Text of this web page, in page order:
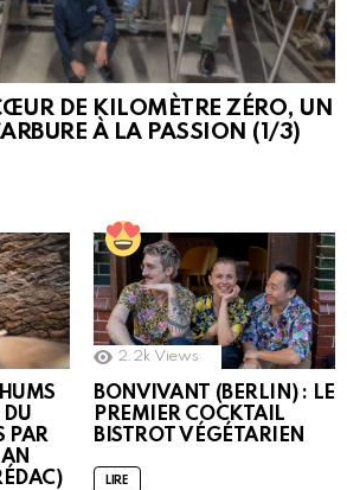
DE KILOMÈTRE ZÉRO, UN
À LA PASSION (1/3)
DU
PAR
2.2k Views
BONVIVANT (BERLIN) : LE
PREMIER COCKTAIL
BISTROT VÉGÉTARIEN
LIRE